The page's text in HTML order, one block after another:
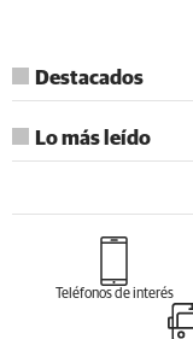
Destacados
Lo más leído
Teléfonos de interés